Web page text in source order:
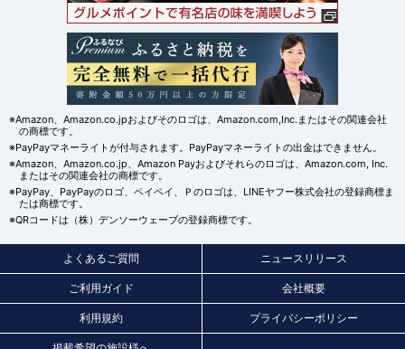
※Amazon、Amazon.co.jpおよびそのロゴは、Amazon.com,Inc.またはその関連会社
の商標です。
※PayPayマネーライトが付与されます。PayPayマネーライトの出金はできません。
※Amazon、Amazon.co.jp、Amazon Payおよびそれらのロゴは、Amazon.com, Inc.
またはその関連会社の商標です。
※PayPay、PayPayのロゴ、ペイペイ、Ｐのロゴは、LINEヤフー株式会社の登録商標ま
たは商標です。
※QRコードは（株）デンソーウェーブの登録商標です。
よくあるご質問 ニュースリリース
ご利用ガイド 会社概要
利用規約 プライバシーポリシー